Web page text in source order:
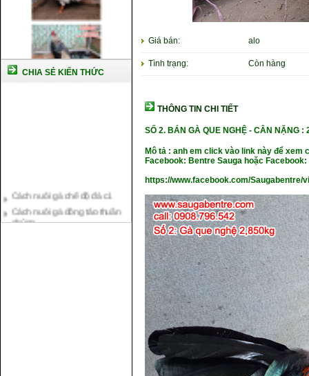
CHIA SẺ KIẾN THỨC
Cách nuôi gà đông tảo thuần
chủng
Kỹ thuật nuôi gà con mới nở
Giá bán: alo
Tình trạng: Còn hàng
THÔNG TIN CHI TIẾT
SỐ 2. BÁN GÀ QUE NGHỆ - CÂN NẶNG :
Mô tả : anh em click vào link này để
Facebook: Bentre Sauga hoặc Facebook:
https://www.facebook.com/Saugabentre/